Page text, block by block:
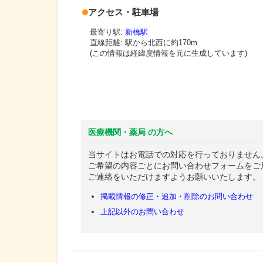
アクセス・駐車場
最寄り駅: 新橋駅
直線距離: 駅から北西に約170m
(この情報は経緯度情報を元に生成しています)
医療機関・薬局 の方へ
当サイトはお電話での対応を行っておりません
ご希望の内容ごとにお問い合わせフォームを
ご連絡をいただけますようお願いいたします。
掲載情報の修正・追加・削除のお問い合わせ
上記以外のお問い合わせ